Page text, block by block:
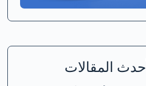
أحدث المقالات